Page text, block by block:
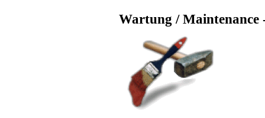
Wartung / Maintenance